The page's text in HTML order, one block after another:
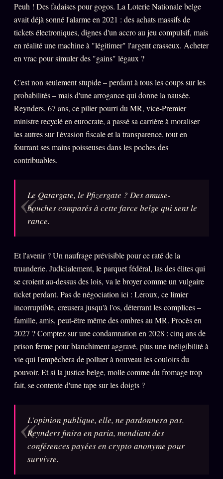
Le procès Brigitte Macron
Catalogue
ZS Bundle
L'Association
S'abonner GRATUIT
Cercle Privé
Témoignages
Lectures des sœurs
Manifeste pricing
Se connecter
Z/S SYSTEMS LINEAGE 10 ANS
z/S SYSTEMS2026
BRAINS MODELS2017
GENERIC ARCHITECTS
Archives SMK26 TRANSM.
Gossip Manifeste
Gossip Pacte
Infofiction
Peuh ! Des fadaises pour gogos. La Loterie Nationale belge
avait déjà sonné l'alarme en 2021 : des achats massifs de
tickets électroniques, dignes d'un accro au jeu compulsif, mais
en réalité une machine à "légitimer" l'argent crasseux. Acheter
en vrac pour simuler des "gains" légaux ?
C'est non seulement stupide – perdant à tous les coups sur les
probabilités – mais d'une arrogance qui donne la nausée.
Reynders, 67 ans, ce pilier pourri du MR, vice-Premier
ministre recyclé en eurocrate, a passé sa carrière à moraliser
les autres sur l'évasion fiscale et la transparence, tout en
fourrant ses mains poisseuses dans les poches des
contribuables.
Le Qatargate, le Pfizergate ? Des amuse-
bouches comparés à cette farce belge qui sent le
rance.
Et l'avenir ? Un naufrage prévisible pour ce raté de la
truanderie. Judicialement, le parquet fédéral, las des élites qui
se croient au-dessus des lois, va le broyer comme un vulgaire
ticket perdant. Pas de négociation ici : Leroux, ce limier
incorruptible, creusera jusqu'à l'os, déterrant les complices –
famille, amis, peut-être même des ombres au MR. Procès en
2027 ? Comptez sur une condamnation en 2028 : cinq ans de
prison ferme pour blanchiment aggravé, plus une inéligibilité à
vie qui l'empêchera de polluer à nouveau les couloirs du
pouvoir. Et si la justice belge, molle comme du fromage trop
fait, se contente d'une tape sur les doigts ?
L'opinion publique, elle, ne pardonnera pas.
Reynders finira en paria, mendiant des
conférences payées en crypto anonyme pour
survivre.